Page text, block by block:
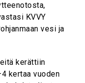
KVVY
vesi ja
kerättiin
kertaa vuoden